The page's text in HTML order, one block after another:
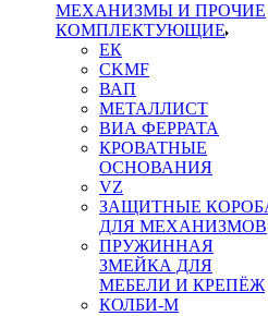
МЕХАНИЗМЫ И ПРОЧИЕ
КОМПЛЕКТУЮЩИЕ
ЕК
CKMF
ВАП
МЕТАЛЛИСТ
ВИА ФЕРРАТА
КРОВАТНЫЕ
ОСНОВАНИЯ
VZ
ЗАЩИТНЫЕ
ДЛЯ МЕХАНИЗМОВ
ПРУЖИННАЯ
ЗМЕЙКА ДЛЯ
МЕБЕЛИ И КРЕПЁЖ
КОЛБИ-М